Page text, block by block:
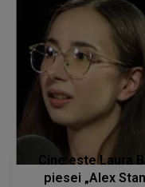
Cine este Laura
piesei „Alex